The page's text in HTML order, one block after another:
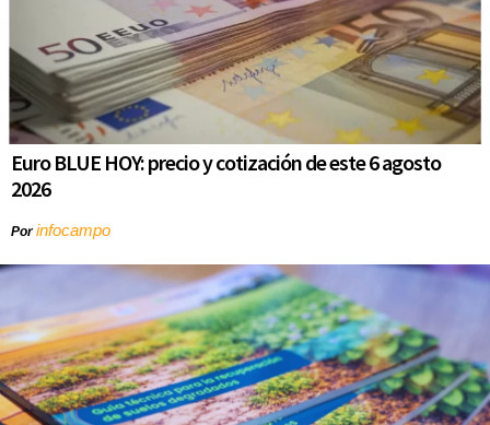
Euro BLUE HOY: precio y cotización de este 6 agosto
2026
Porinfocampo